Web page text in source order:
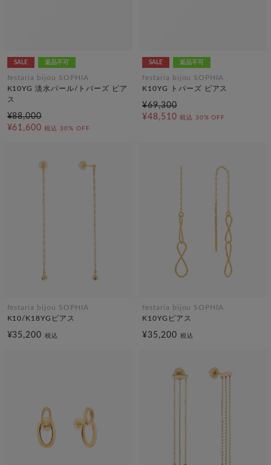
SALE 返品不可
festaria bijou SOPHIA
K10YG 淡水パール/トパーズ ピア
ス
¥88,000
¥61,600 税込 30% OFF
SALE 返品不可
festaria bijou SOPHIA
K10YG トパーズ ピアス
¥69,300
¥48,510 税込 30% OFF
festaria bijou SOPHIA
K10/K18YGピアス
¥35,200税込
festaria bijou SOPHIA
K10YGピアス
¥35,200 税込